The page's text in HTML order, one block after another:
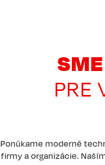
PRE
Ponúkame moderné
firmy a organizácie.